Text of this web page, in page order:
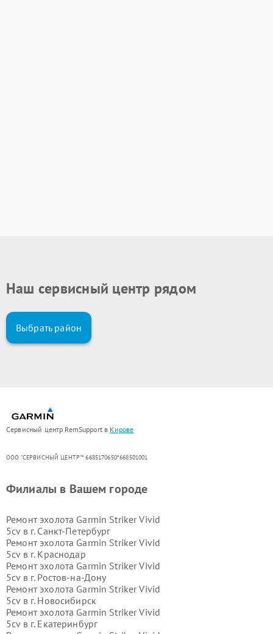
Наш сервисный центр рядом
Выбрать район
Сервисный центр RemSupport в Кирове
ООО "СЕРВИСНЫЙ ЦЕНТР"* 6685170650*668501001
Филиалы в Вашем городе
Ремонт эхолота Garmin Striker Vivid
5cv в г. Санкт-Петербург
Ремонт эхолота Garmin Striker Vivid
5cv в г. Краснодар
Ремонт эхолота Garmin Striker Vivid
5cv в г. Ростов-на-Дону
Ремонт эхолота Garmin Striker Vivid
5cv в г. Новосибирск
Ремонт эхолота Garmin Striker Vivid
5cv в г. Екатеринбург